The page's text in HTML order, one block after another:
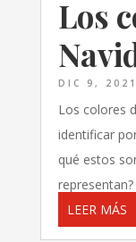
Los
DIC 9, 2021
Los colores
identificar
qué estos
representan?
LEER MÁS